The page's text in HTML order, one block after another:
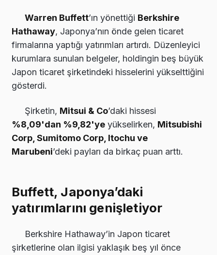
Warren Buffett’ın yönettiği Berkshire
Hathaway, Japonya’nın önde gelen ticaret
firmalarına yaptığı yatırımları artırdı. Düzenleyici
kurumlara sunulan belgeler, holdingin beş büyük
Japon ticaret şirketindeki hisselerini yükselttiğini
gösterdi.
Şirketin, Mitsui & Co’daki hissesi
%8,09'dan %9,82'ye yükselirken, Mitsubishi
Corp, Sumitomo Corp, Itochu ve
Marubeni’deki payları da birkaç puan arttı.
Buffett, Japonya’daki
yatırımlarını genişletiyor
Berkshire Hathaway’in Japon ticaret
şirketlerine olan ilgisi yaklaşık beş yıl önce